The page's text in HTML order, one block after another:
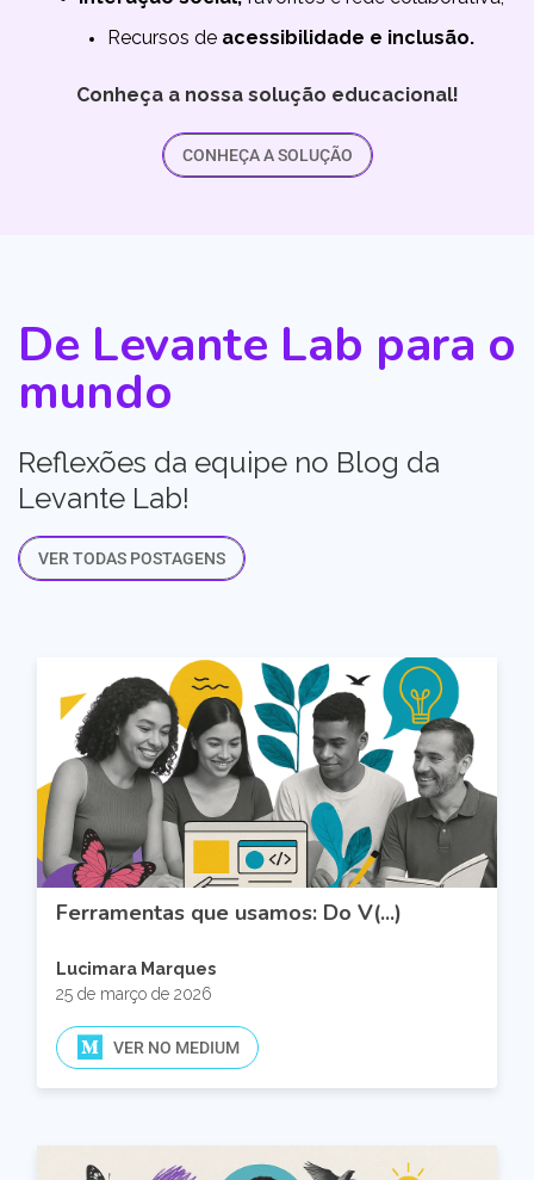
Recursos de acessibilidade e inclusão.
Conheça a nossa solução educacional!
CONHEÇA A SOLUÇÃO
De Levante Lab para o
mundo
Reflexões da equipe no Blog da
Levante Lab!
VER TODAS POSTAGENS
Ferramentas que usamos: Do V(...)
Lucimara Marques
25 de março de 2026
VER NO MEDIUM